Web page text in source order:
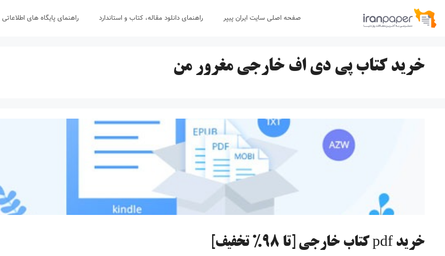
پرش
صفحه اصلی سایت ایران پیپر راهنمای دانلود مقاله، کتاب و استاندارد راهنمای پایگاه های اطلاعاتی
خرید کتاب پی دی اف خارجی مغرور من
خرید pdf کتاب خارجی [تا 98% تخفیف]